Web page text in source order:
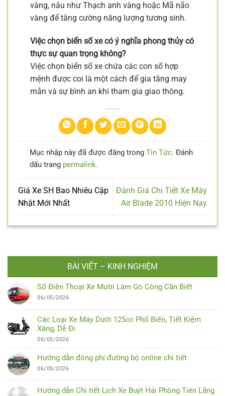
vàng, nâu như Thạch anh vàng hoặc Mã não
vàng để tăng cường năng lượng tương sinh.
Việc chọn biển số xe có ý nghĩa phong thủy có
thực sự quan trọng không?
Việc chọn biển số xe chứa các con số hợp
mệnh được coi là một cách để gia tăng may
mắn và sự bình an khi tham gia giao thông.
Mục nhập này đã được đăng trong Tin Tức. Đánh
dấu trang permalink.
Giá Xe SH Bao Nhiêu Cập
Nhật Mới Nhất
Đánh Giá Chi Tiết Xe Máy
Air Blade 2010 Hiện Nay
BÀI VIẾT – KINH NGHIỆM
Số Điện Thoại Xe Mười Lâm Gò Công Cần Biết
06/05/2026
Các Loại Xe Máy Dưới 125cc Phổ Biến, Tiết Kiệm
Xăng, Dễ Đi
06/05/2026
Hướng dẫn đóng phí đường bộ online chi tiết
06/05/2026
Hướng dẫn Chi tiết Lịch Xe Buýt Hải Phòng Tiên Lãng